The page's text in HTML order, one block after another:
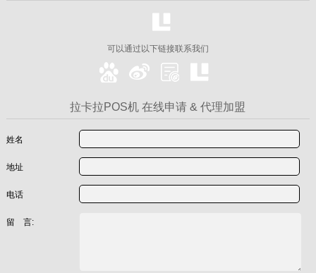
可以通过以下链接联系我们
拉卡拉POS机 在线申请 & 代理加盟
姓名
地址
电话
留 言: